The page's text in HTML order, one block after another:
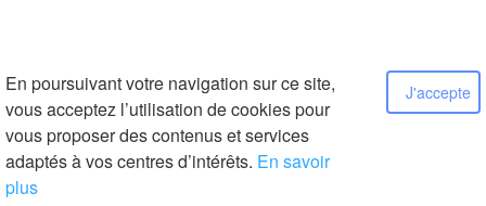
En poursuivant votre navigation sur ce site,
vous acceptez l’utilisation de cookies pour
vous proposer des contenus et services
adaptés à vos centres d’intérêts. En savoir
plus
J'accepte